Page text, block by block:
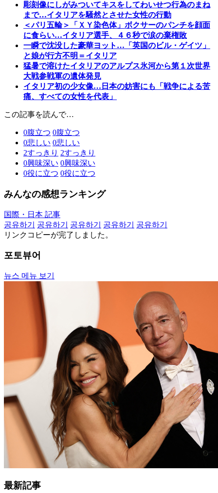
彫刻像にしがみついてキスをしてわいせつ行為のまね
まで…イタリアを騒然とさせた女性の行動
＜パリ五輪＞「ＸＹ染色体」ボクサーのパンチを顔面
に食らい…イタリア選手、４６秒で涙の棄権敗
一瞬で沈没した豪華ヨット…「英国のビル・ゲイツ」
と娘が行方不明＝イタリア
猛暑で溶けたイタリアのアルプス氷河から第１次世界
大戦参戦軍の遺体発見
イタリア初の少女像…日本の妨害にも「戦争による苦
痛、すべての女性を代表」
この記事を読んで…
0腹立つ 0腹立つ
0悲しい 0悲しい
2すっきり 2すっきり
0興味深い 0興味深い
0役に立つ 0役に立つ
みんなの感想ランキング
国際・日本 記事
공유하기
공유하기 공유하기 공유하기
공유하기
リンクコピーが完了しました。
포토뷰어
뉴스 메뉴 보기
最新記事